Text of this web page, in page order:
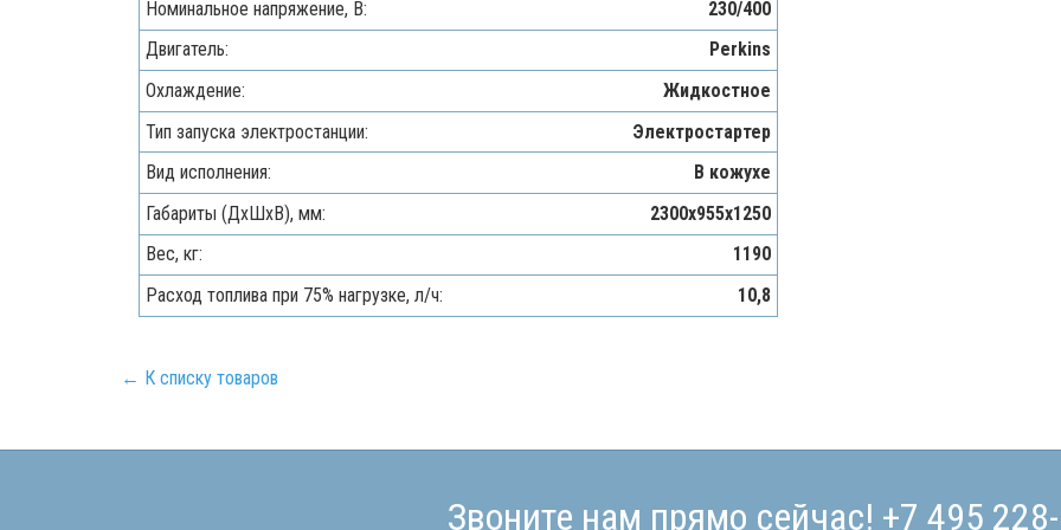
Номинальное напряжение, В:
230/400
Двигатель:
Perkins
Охлаждение:
Жидкостное
Тип запуска электростанции:
Электростартер
Вид исполнения:
В кожухе
Габариты (ДхШхВ), мм:
2300х955х1250
Вес, кг:
1190
Расход топлива при 75% нагрузке, л/ч:
10,8
← К списку товаров
Звоните нам прямо сейчас! +7 495